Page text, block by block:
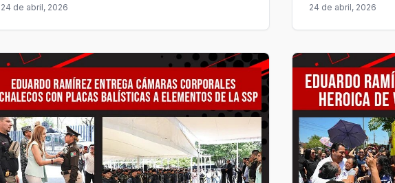
24 de abril, 2026 24 de abril, 2026